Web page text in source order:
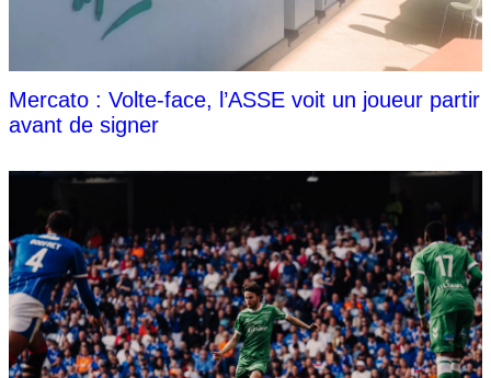
Mercato : Volte-face, l’ASSE voit un joueur partir
avant de signer